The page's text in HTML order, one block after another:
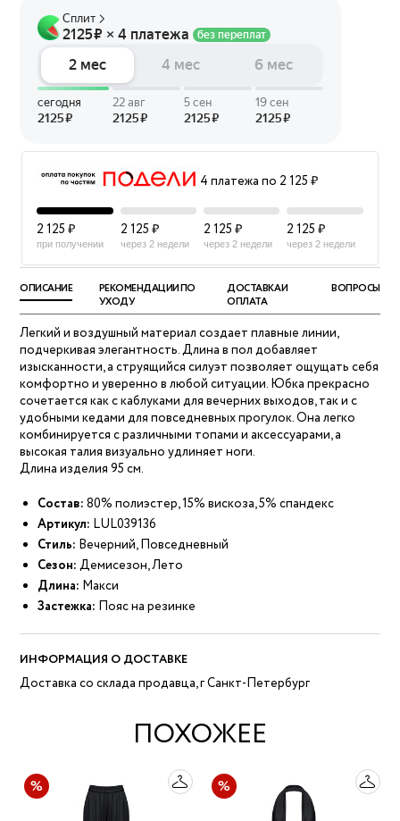
4 платежа по 2 125 ₽
2 125 ₽
при получении
2 125 ₽
через 2 недели
2 125 ₽
через 2 недели
2 125 ₽
через 2 недели
ОПИСАНИЕ
РЕКОМЕНДАЦИИ ПО
УХОДУ
ДОСТАВКА И
ОПЛАТА
ВОПРОСЫ
Легкий и воздушный материал создает плавные линии,
подчеркивая элегантность. Длина в пол добавляет
изысканности, а струящийся силуэт позволяет ощущать себя
комфортно и уверенно в любой ситуации. Юбка прекрасно
сочетается как с каблуками для вечерних выходов, так и с
удобными кедами для повседневных прогулок. Она легко
комбинируется с различными топами и аксессуарами, а
высокая талия визуально удлиняет ноги.
Длина изделия 95 см.
Состав: 80% полиэстер, 15% вискоза, 5% спандекс
Артикул: LUL039136
Стиль: Вечерний, Повседневный
Сезон: Демисезон, Лето
Длина: Макси
Застежка: Пояс на резинке
ИНФОРМАЦИЯ О ДОСТАВКЕ
Доставка со склада продавца, г Санкт-Петербург
ПОХОЖЕЕ